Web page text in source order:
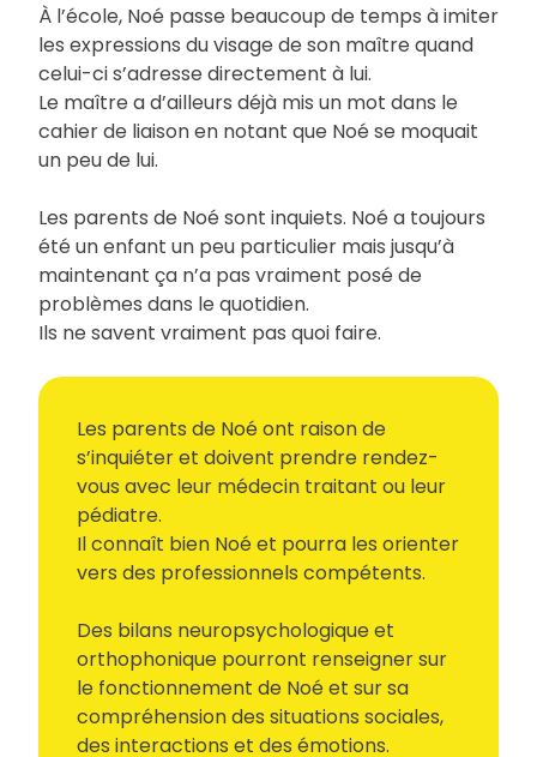
À l’école, Noé passe beaucoup de temps à imiter
les expressions du visage de son maître quand
celui-ci s’adresse directement à lui.
Le maître a d’ailleurs déjà mis un mot dans le
cahier de liaison en notant que Noé se moquait
un peu de lui.
Les parents de Noé sont inquiets. Noé a toujours
été un enfant un peu particulier mais jusqu’à
maintenant ça n’a pas vraiment posé de
problèmes dans le quotidien.
Ils ne savent vraiment pas quoi faire.
Les parents de Noé ont raison de
s’inquiéter et doivent prendre rendez-
vous avec leur médecin traitant ou leur
pédiatre.
Il connaît bien Noé et pourra les orienter
vers des professionnels compétents.
Des bilans neuropsychologique et
orthophonique pourront renseigner sur
le fonctionnement de Noé et sur sa
compréhension des situations sociales,
des interactions et des émotions.